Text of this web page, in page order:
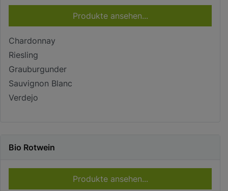
Produkte ansehen...
Chardonnay
Riesling
Grauburgunder
Sauvignon Blanc
Verdejo
Bio Rotwein
Produkte ansehen...